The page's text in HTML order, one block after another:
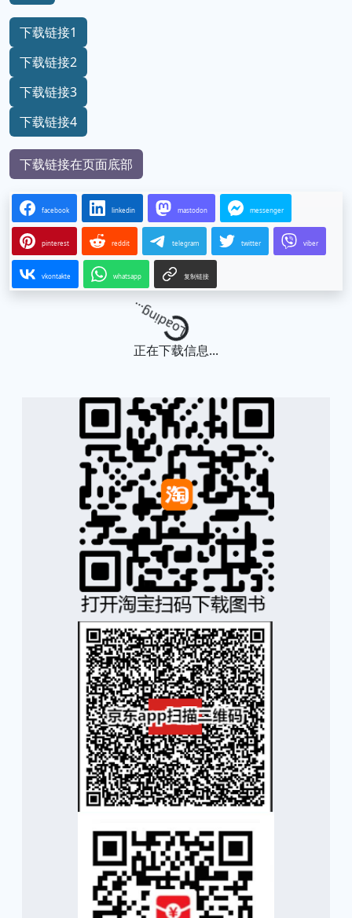
下载链接1
下载链接2
下载链接3
下载链接4
下载链接在页面底部
facebook linkedin mastodon messenger
pinterest reddit telegram twitter viber
vkontakte whatsapp 复制链接
Loading...
正在下载信息...